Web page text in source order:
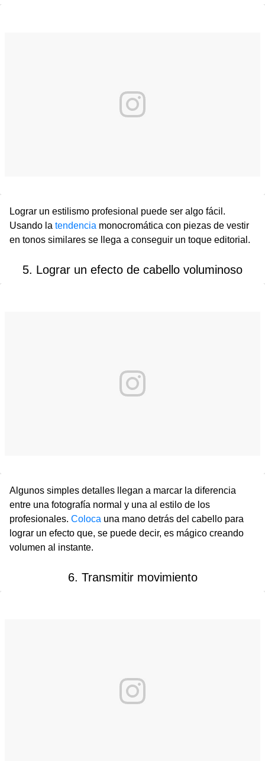
Lograr un estilismo profesional puede ser algo fácil.
Usando la tendencia monocromática con piezas de vestir
en tonos similares se llega a conseguir un toque editorial.
5. Lograr un efecto de cabello voluminoso
Algunos simples detalles llegan a marcar la diferencia
entre una fotografía normal y una al estilo de los
profesionales. Coloca una mano detrás del cabello para
lograr un efecto que, se puede decir, es mágico creando
volumen al instante.
6. Transmitir movimiento